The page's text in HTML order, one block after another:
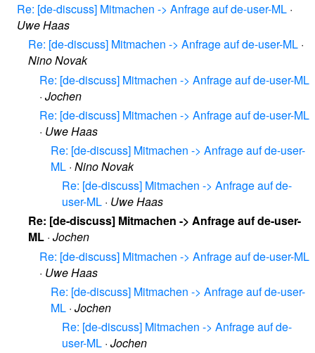
Re: [de-discuss] Mitmachen -> Anfrage auf de-user-ML ·
Uwe Haas
Re: [de-discuss] Mitmachen -> Anfrage auf de-user-ML ·
Nino Novak
Re: [de-discuss] Mitmachen -> Anfrage auf de-user-ML
· Jochen
Re: [de-discuss] Mitmachen -> Anfrage auf de-user-ML
· Uwe Haas
Re: [de-discuss] Mitmachen -> Anfrage auf de-user-
ML · Nino Novak
Re: [de-discuss] Mitmachen -> Anfrage auf de-
user-ML · Uwe Haas
Re: [de-discuss] Mitmachen -> Anfrage auf de-user-
ML · Jochen
Re: [de-discuss] Mitmachen -> Anfrage auf de-user-ML
· Uwe Haas
Re: [de-discuss] Mitmachen -> Anfrage auf de-user-
ML · Jochen
Re: [de-discuss] Mitmachen -> Anfrage auf de-
user-ML · Jochen